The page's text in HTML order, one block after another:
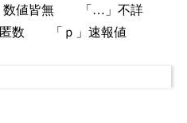
数値皆無 「…」不詳
匿数 「ｐ」速報値